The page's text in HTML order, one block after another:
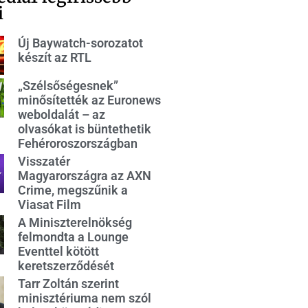
Új Baywatch-sorozatot
készít az RTL
„Szélsőségesnek”
minősítették az Euronews
weboldalát – az
olvasókat is büntethetik
Fehéroroszországban
Visszatér
Magyarországra az AXN
Crime, megszűnik a
Viasat Film
A Miniszterelnökség
felmondta a Lounge
Eventtel kötött
keretszerződését
Tarr Zoltán szerint
minisztériuma nem szól